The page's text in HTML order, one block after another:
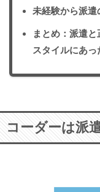
未経験から派遣
まとめ：派遣
スタイルにあっ
コーダーは派